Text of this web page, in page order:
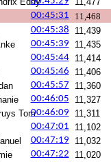
00:45:31 11,468
00:45:38 11,439
00:45:39 11,435
00:45:44 11,414
00:45:46 11,406
00:45:57 11,360
00:46:05 11,327
Tom00:46:09 11,311
00:47:01 11,102
00:47:19 11,032
00:47:22 11,020